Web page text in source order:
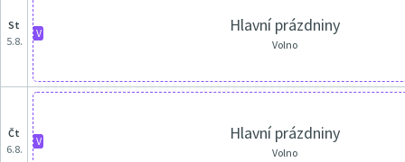
st
5.8.
V Hlavní prázdniny
Volno
čt
6.8.
V Hlavní prázdniny
Volno